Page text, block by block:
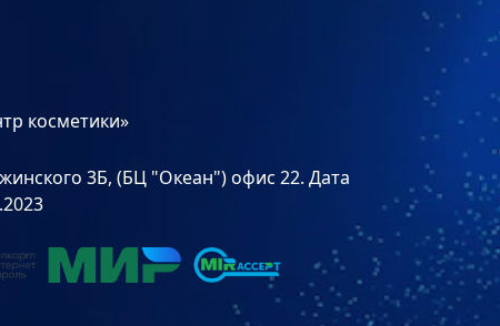
косметики»
3Б, (БЦ "Океан") офис 22. Дата